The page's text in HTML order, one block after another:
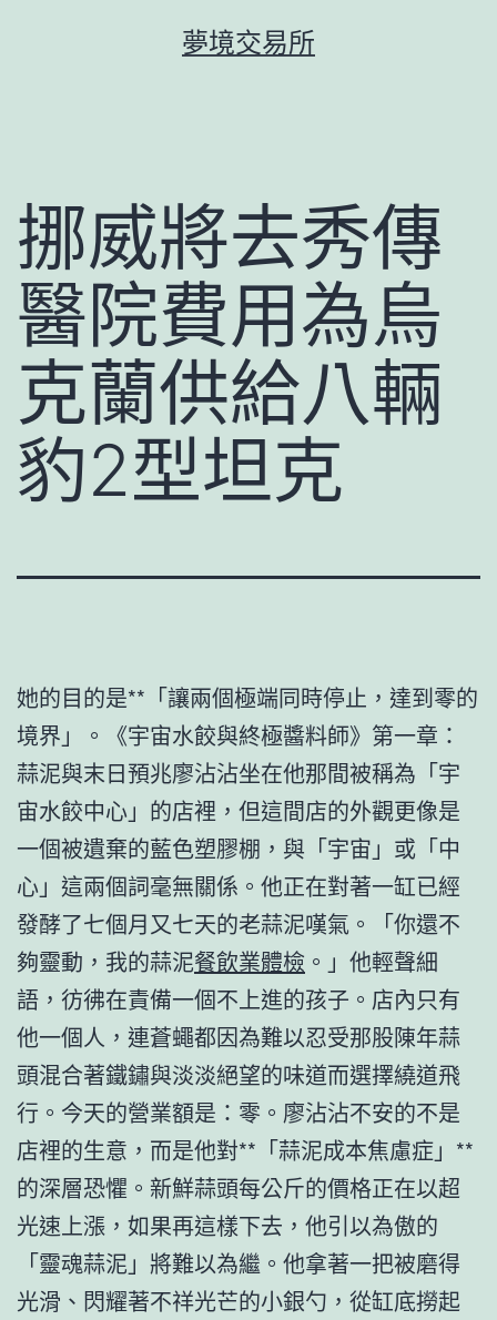
夢境交易所
挪威將去秀傳
醫院費用為烏
克蘭供給八輛
豹2型坦克
她的目的是**「讓兩個極端同時停止，達到零的
境界」。《宇宙水餃與終極醬料師》第一章：
蒜泥與末日預兆廖沾沾坐在他那間被稱為「宇
宙水餃中心」的店裡，但這間店的外觀更像是
一個被遺棄的藍色塑膠棚，與「宇宙」或「中
心」這兩個詞毫無關係。他正在對著一缸已經
發酵了七個月又七天的老蒜泥嘆氣。「你還不
夠靈動，我的蒜泥餐飲業體檢 。」他輕聲細
語，彷彿在責備一個不上進的孩子。店內只有
他一個人，連蒼蠅都因為難以忍受那股陳年蒜
頭混合著鐵鏽與淡淡絕望的味道而選擇繞道飛
行。今天的營業額是：零。廖沾沾不安的不是
店裡的生意，而是他對**「蒜泥成本焦慮症」**
的深層恐懼。新鮮蒜頭每公斤的價格正在以超
光速上漲，如果再這樣下去，他引以為傲的
「靈魂蒜泥」將難以為繼。他拿著一把被磨得
光滑、閃耀著不祥光芒的小銀勺，從缸底撈起